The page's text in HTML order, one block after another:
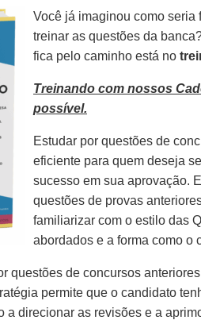
Você já imaginou como seria
treinar as questões da
fica pelo caminho está no
Treinando com nossos
possível.
Estudar por questões de
eficiente para quem deseja
sucesso em sua aprovação.
questões de provas
familiarizar com o estilo das
abordados e a forma como o
questões de concursos
permite que o candidato
a direcionar as revisões e a